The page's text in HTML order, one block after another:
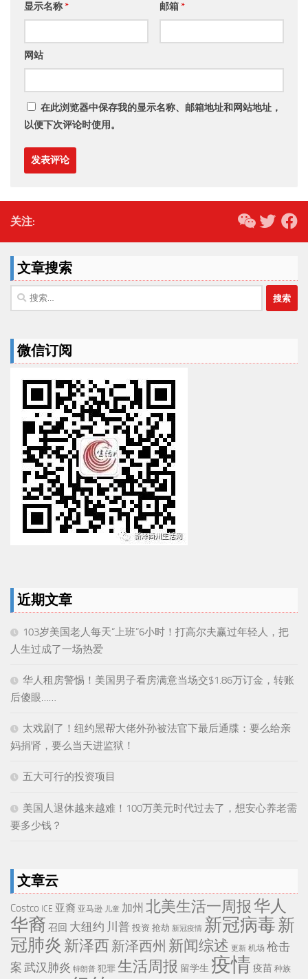
显示名称* 邮箱*
网站
在此浏览器中保存我的显示名称、邮箱地址和网站地址，
以便下次评论时使用。
关注:
文章搜索
搜
索：
微信订阅
近期文章
103岁美国老人每天“上班”6小时！打高尔夫赢过年轻人，把
人生过成了一场热爱
华人租房警惕！美国男子看房满意当场交$1.86万订金，转账
后傻眼……
太戏剧了！纽约黑帮大佬外孙被法官下最后通牒：要么给亲
妈捐肾，要么当天进监狱！
五大可行的投资项目
美国人退休越来越难！100万美元时代过去了，想安心养老需
要多少钱？
文章云
Costco ICE 亚裔 亚马逊 儿童 加州 北美生活一周报华人
华裔 召回 大纽约 川普 投资 抢劫 新冠疫情 新冠病毒新
冠肺炎 新泽西 新泽西州 新闻综述 更新 机场 枪击
案 武汉肺炎 特朗普 犯罪 生活周报 留学生 疫情 疫苗 种族